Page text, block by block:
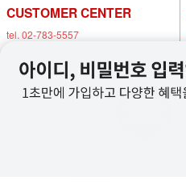
CUSTOMER CENTER
tel. 02-783-5557
E-mail. nowsafety@naver.com